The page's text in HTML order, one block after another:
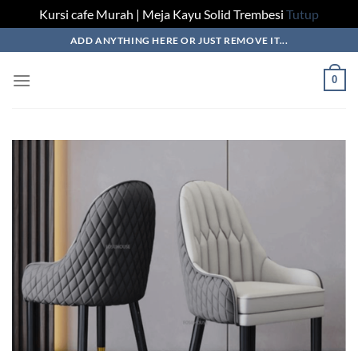
Kursi cafe Murah | Meja Kayu Solid Trembesi Tutup
to
content
ADD ANYTHING HERE OR JUST REMOVE IT...
0